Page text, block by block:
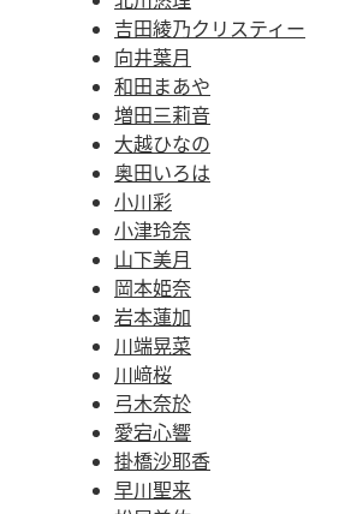
吉田綾乃クリスティー
向井葉月
和田まあや
増田三莉音
大越ひなの
奥田いろは
小川彩
小津玲奈
山下美月
岡本姫奈
岩本蓮加
川端晃菜
川﨑桜
弓木奈於
愛宕心響
掛橋沙耶香
早川聖来